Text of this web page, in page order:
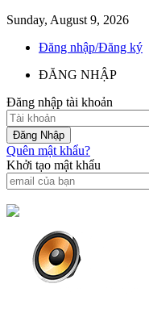
Sunday, August 9, 2026
Đăng nhập/Đăng ký
ĐĂNG NHẬP
Đăng nhập tài khoản
Quên mật khẩu?
Khởi tạo mật khẩu